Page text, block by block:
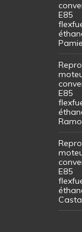
E85
E85
E85